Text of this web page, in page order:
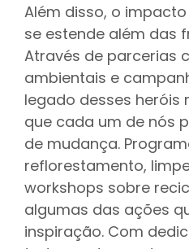
Além disso, o
se estende além das
Através de parcerias
ambientais e
legado desses heróis
que cada um de nós
de mudança.
reflorestamento,
workshops sobre
algumas das ações
inspiração. Com